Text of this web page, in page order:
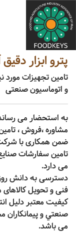
پترو ابزار
تامین تجهیزات مورد
و اتوماسیون صنعتی
به استحضار می
مشاوره ،فروش ،
ضمن همکاری با
تامين سفارشات
می دارد.
دسترسی به دانش
فنی و تحويل کالاهای
کيفيت معتبر دليل
صنعتي و پيمانكاران
می باشد.